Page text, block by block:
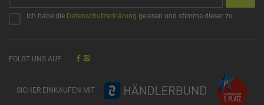
Ich habe die Datenschutzerklärung gelesen und stimme dieser zu.
FOLGT UNS AUF
SICHER EINKAUFEN MIT